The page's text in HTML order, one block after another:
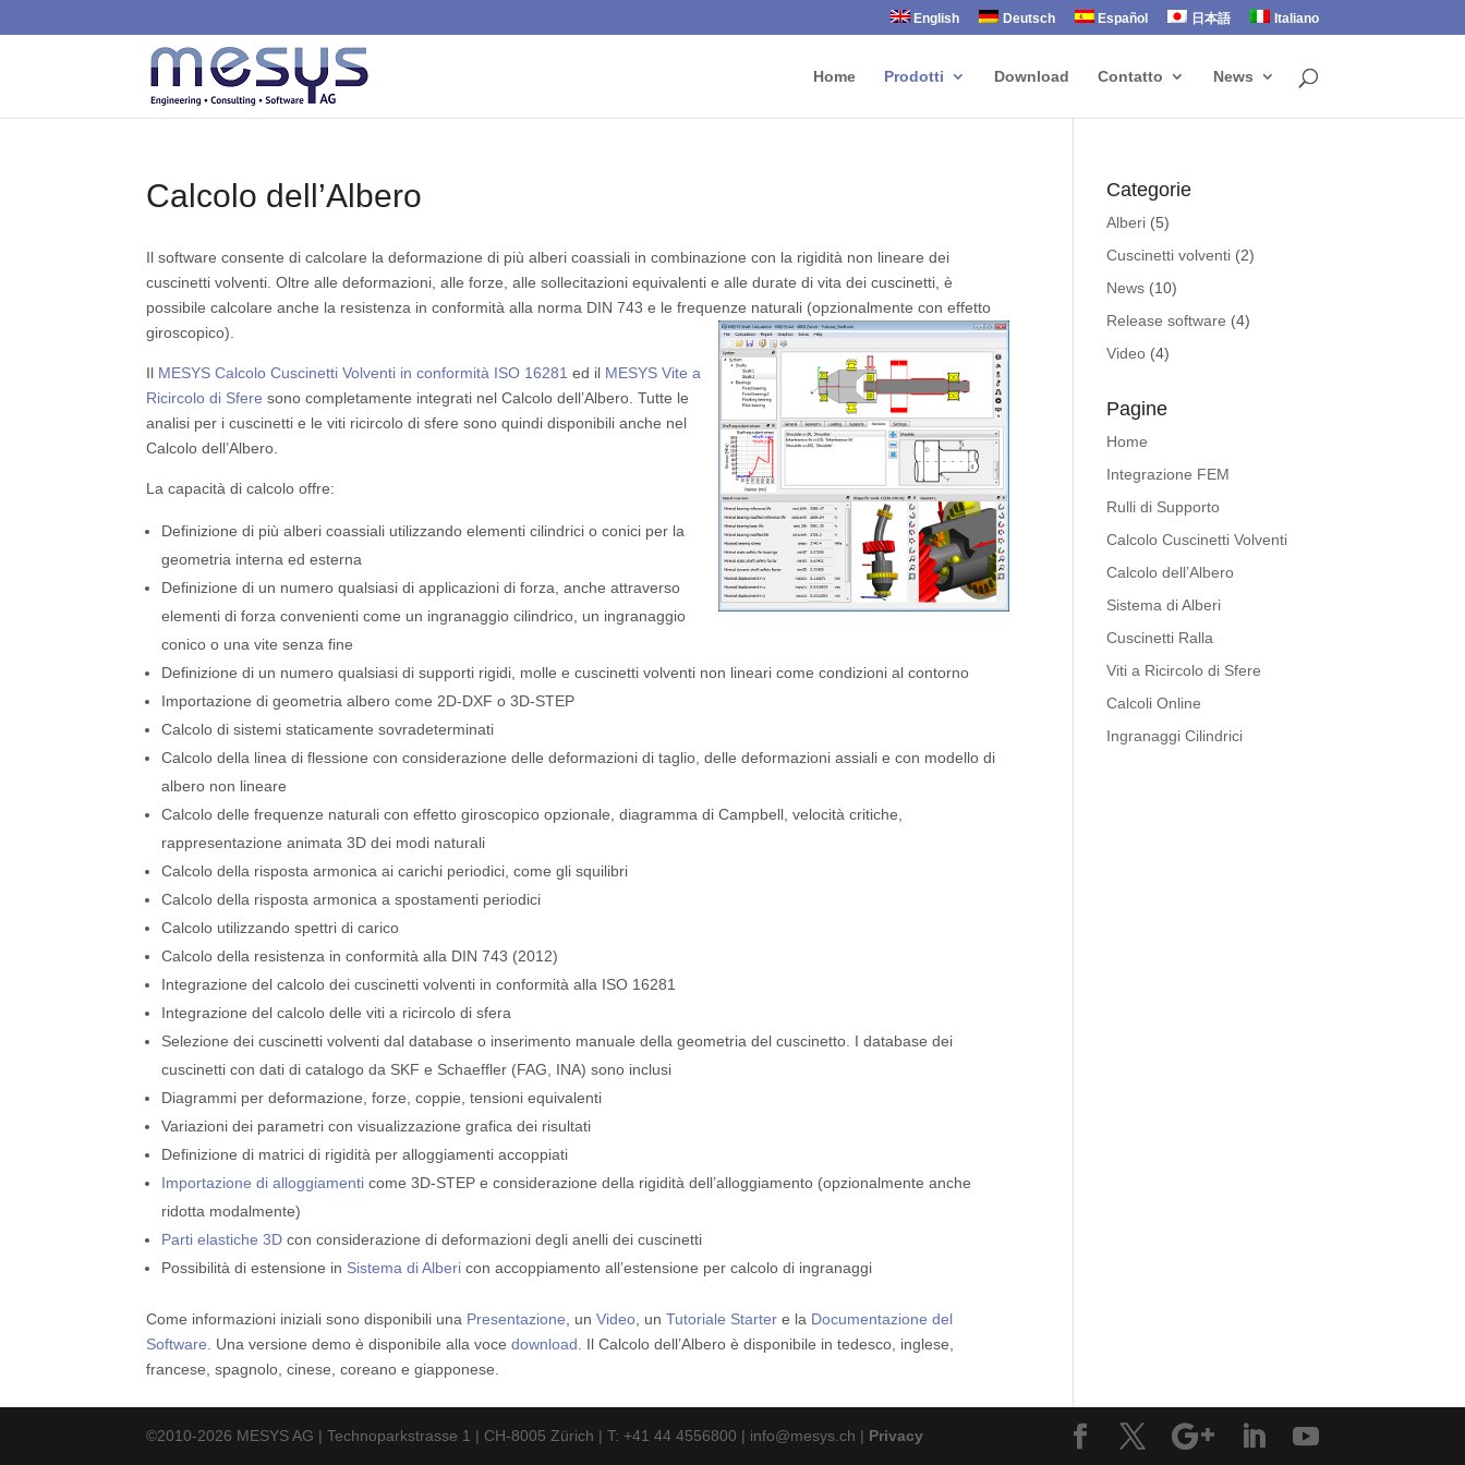
English Deutsch Español 日本語 Italiano
Home Prodotti Download Contatto News
Calcolo dell’Albero
Il software consente di calcolare la deformazione di più alberi coassiali in combinazione con la rigidità non lineare dei
cuscinetti volventi. Oltre alle deformazioni, alle forze, alle sollecitazioni equivalenti e alle durate di vita dei cuscinetti, è
possibile calcolare anche la resistenza in conformità alla norma DIN 743 e le frequenze naturali (opzionalmente con effetto
giroscopico).
Il MESYS Calcolo Cuscinetti Volventi in conformità ISO 16281 ed il MESYS Vite a
Ricircolo di Sfere sono completamente integrati nel Calcolo dell’Albero. Tutte le
analisi per i cuscinetti e le viti ricircolo di sfere sono quindi disponibili anche nel
Calcolo dell’Albero.
La capacità di calcolo offre:
Definizione di più alberi coassiali utilizzando elementi cilindrici o conici per la
geometria interna ed esterna
Definizione di un numero qualsiasi di applicazioni di forza, anche attraverso
elementi di forza convenienti come un ingranaggio cilindrico, un ingranaggio
conico o una vite senza fine
Definizione di un numero qualsiasi di supporti rigidi, molle e cuscinetti volventi non lineari come condizioni al contorno
Importazione di geometria albero come 2D-DXF o 3D-STEP
Calcolo di sistemi staticamente sovradeterminati
Calcolo della linea di flessione con considerazione delle deformazioni di taglio, delle deformazioni assiali e con modello di
albero non lineare
Calcolo delle frequenze naturali con effetto giroscopico opzionale, diagramma di Campbell, velocità critiche,
rappresentazione animata 3D dei modi naturali
Calcolo della risposta armonica ai carichi periodici, come gli squilibri
Calcolo della risposta armonica a spostamenti periodici
Calcolo utilizzando spettri di carico
Calcolo della resistenza in conformità alla DIN 743 (2012)
Integrazione del calcolo dei cuscinetti volventi in conformità alla ISO 16281
Integrazione del calcolo delle viti a ricircolo di sfera
Selezione dei cuscinetti volventi dal database o inserimento manuale della geometria del cuscinetto. I database dei
cuscinetti con dati di catalogo da SKF e Schaeffler (FAG, INA) sono inclusi
Diagrammi per deformazione, forze, coppie, tensioni equivalenti
Variazioni dei parametri con visualizzazione grafica dei risultati
Definizione di matrici di rigidità per alloggiamenti accoppiati
Importazione di alloggiamenti come 3D-STEP e considerazione della rigidità dell’alloggiamento (opzionalmente anche
ridotta modalmente)
Parti elastiche 3D con considerazione di deformazioni degli anelli dei cuscinetti
Possibilità di estensione in Sistema di Alberi con accoppiamento all’estensione per calcolo di ingranaggi
Come informazioni iniziali sono disponibili una Presentazione , unVideo , unTutoriale Starter e la Documentazione del
Software . Una versione demo è disponibile alla vocedownload . Il Calcolo dell’Albero è disponibile in tedesco, inglese,
francese, spagnolo, cinese, coreano e giapponese.
Categorie
Alberi (5)
Cuscinetti volventi (2)
News (10)
Release software (4)
Video (4)
Pagine
Home
Integrazione FEM
Rulli di Supporto
Calcolo Cuscinetti Volventi
Calcolo dell’Albero
Sistema di Alberi
Cuscinetti Ralla
Viti a Ricircolo di Sfere
Calcoli Online
Ingranaggi Cilindrici
©2010-2026 MESYS AG | Technoparkstrasse 1 | CH-8005 Zürich | T: +41 44 4556800 | info@mesys.ch | Privacy